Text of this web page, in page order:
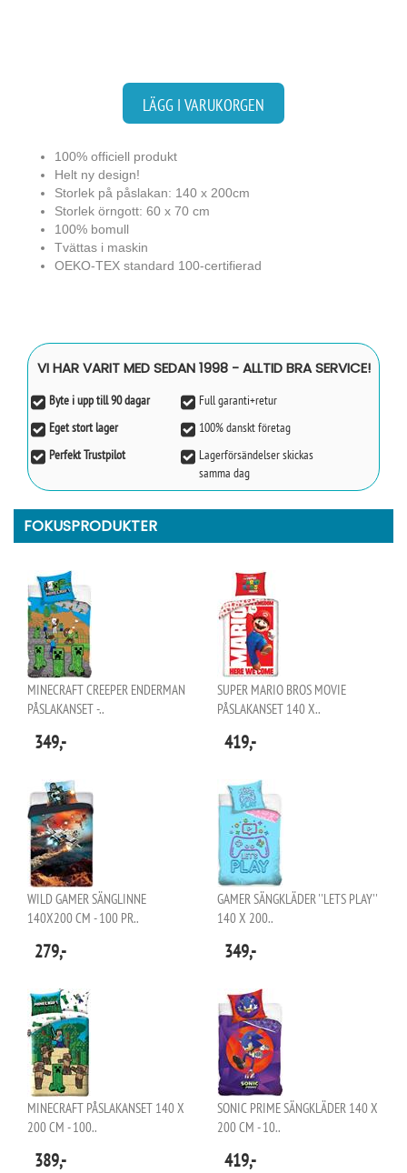
LÄGG I VARUKORGEN
100% officiell produkt
Helt ny design!
Storlek på påslakan: 140 x 200cm
Storlek örngott: 60 x 70 cm
100% bomull
Tvättas i maskin
OEKO-TEX standard 100-certifierad
VI HAR VARIT MED SEDAN 1998 - ALLTID BRA SERVICE!
Byte i upp till 90 dagar
Full garanti+retur
Eget stort lager
100% danskt företag
Perfekt Trustpilot
Lagerförsändelser skickas
samma dag
FOKUSPRODUKTER
MINECRAFT CREEPER ENDERMAN
PÅSLAKANSET -..
349,-
SUPER MARIO BROS MOVIE
PÅSLAKANSET 140 X..
419,-
WILD GAMER SÄNGLINNE
140X200 CM - 100 PR..
279,-
GAMER SÄNGKLÄDER ''LETS PLAY''
140 X 200..
349,-
MINECRAFT PÅSLAKANSET 140 X
200 CM - 100..
389,-
SONIC PRIME SÄNGKLÄDER 140 X
200 CM - 10..
419,-